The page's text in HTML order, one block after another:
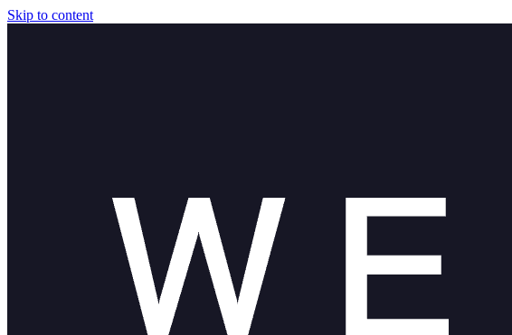
Skip to content